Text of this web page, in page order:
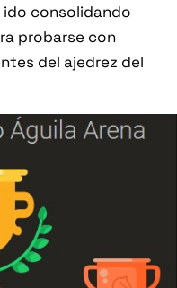
consolidando
probarse con
del ajedrez del